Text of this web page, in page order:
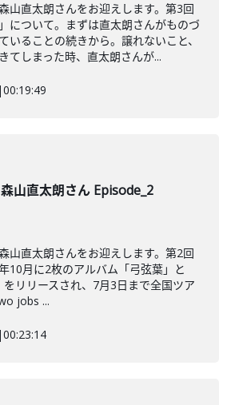
山直太朗さんをお迎えします。第3回
について。まずは直太朗さんがものづ
いることの続きから。譲れないこと、
てしまった時、直太朗さんが...
|00:19:49
森山直太朗さん Episode_2
山直太朗さんをお迎えします。第2回
10月に2枚のアルバム「弓弦葉」と
をリリースされ、7月3日まで全国ツア
jobs ...
|00:23:14